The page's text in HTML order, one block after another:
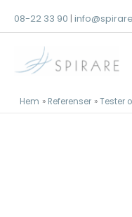
08-22 33 90
Hem Referenser Tester